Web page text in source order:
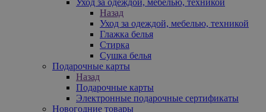
Назад
Уход за одеждой, мебелью, техникой
Глажка белья
Стирка
Сушка белья
Подарочные карты
Назад
Подарочные карты
Электронные подарочные сертификаты
Новогодние товары